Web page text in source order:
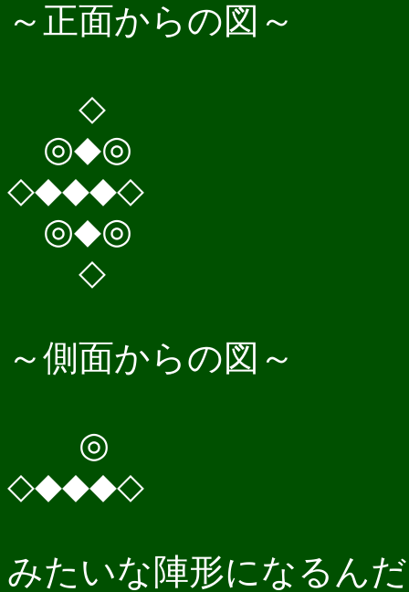
～正面からの図～
◇
◎◆◎
◇◆◆◆◇
◎◆◎
◇
～側面からの図～
◎
◇◆◆◆◇
みたいな陣形になるん